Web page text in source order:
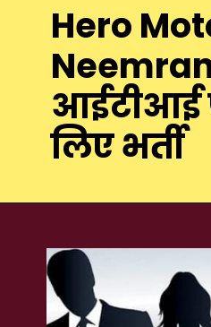
Hero
आईटीआई
लिए भर्ती